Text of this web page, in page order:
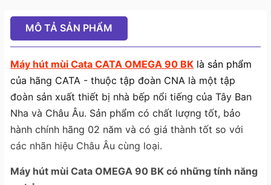
MÔ TẢ SẢN PHẨM
Máy hút mùi Cata CATA OMEGA 90 BK là sản phẩm
của hãng CATA - thuộc tập đoàn CNA là một tập
đoàn sản xuất thiết bị nhà bếp nổi tiếng của Tây Ban
Nha và Châu Âu. Sản phẩm có chất lượng tốt, bảo
hành chính hãng 02 năm và có giá thành tốt so với
các nhãn hiệu Châu Âu cùng loại.
Máy hút mùi Cata OMEGA 90 BK có những tính năng